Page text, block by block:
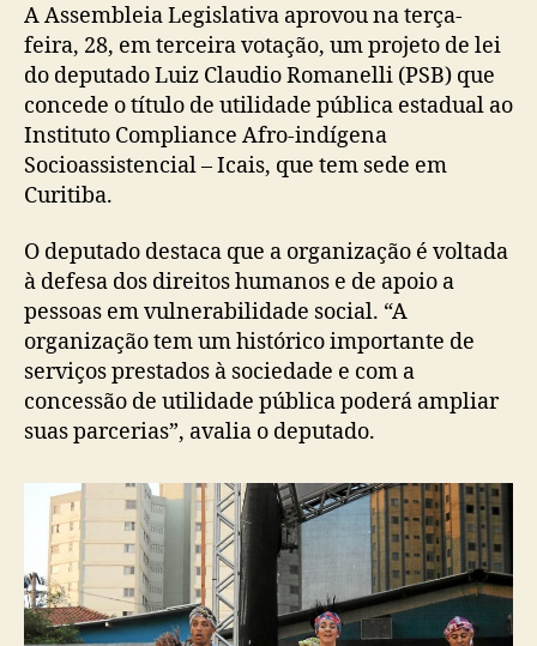
A Assembleia Legislativa aprovou na terça-
feira, 28, em terceira votação, um projeto de lei
do deputado Luiz Claudio Romanelli (PSB) que
concede o título de utilidade pública estadual ao
Instituto Compliance Afro-indígena
Socioassistencial – Icais, que tem sede em
Curitiba.
O deputado destaca que a organização é voltada
à defesa dos direitos humanos e de apoio a
pessoas em vulnerabilidade social. “A
organização tem um histórico importante de
serviços prestados à sociedade e com a
concessão de utilidade pública poderá ampliar
suas parcerias”, avalia o deputado.